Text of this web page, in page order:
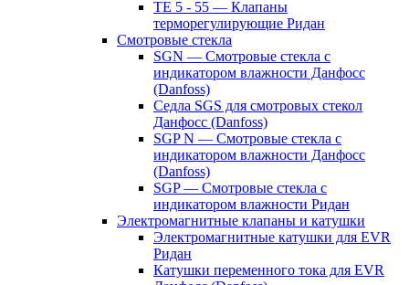
TE 5 - 55 — Клапаны
терморегулирующие Ридан
Смотровые стекла
SGN — Смотровые стекла с
индикатором влажности Данфосс
(Danfoss)
Седла SGS для смотровых стекол
Данфосс (Danfoss)
SGP N — Смотровые стекла с
индикатором влажности Данфосс
(Danfoss)
SGP — Смотровые стекла с
индикатором влажности Ридан
Электромагнитные клапаны и катушки
Электромагнитные катушки для EVR
Ридан
Катушки переменного тока для EVR